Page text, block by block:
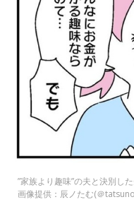
”家族より趣味”の夫と決別し
画像提供：辰ノたむ(＠